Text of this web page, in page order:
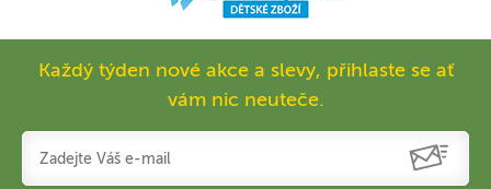
Každý týden nové akce a slevy, přihlaste se ať
vám nic neuteče.